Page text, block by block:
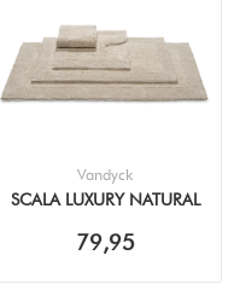
Vandyck
SCALA LUXURY NATURAL
79,95